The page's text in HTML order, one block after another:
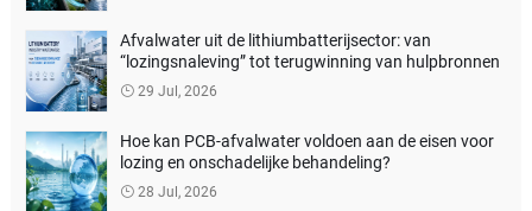
Afvalwater uit de lithiumbatterijsector: van
“lozingsnaleving” tot terugwinning van hulpbronnen
29 Jul, 2026
Hoe kan PCB-afvalwater voldoen aan de eisen voor
lozing en onschadelijke behandeling?
28 Jul, 2026